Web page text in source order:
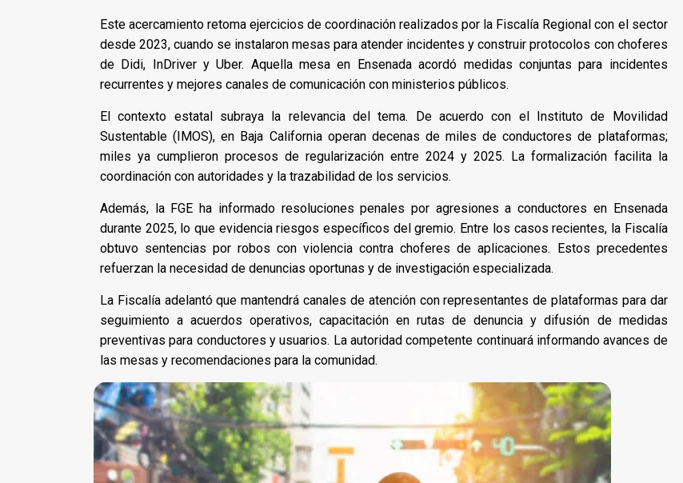
Este acercamiento retoma ejercicios de coordinación realizados por la Fiscalía Regional con el sector
desde 2023, cuando se instalaron mesas para atender incidentes y construir protocolos con choferes
de Didi, InDriver y Uber. Aquella mesa en Ensenada acordó medidas conjuntas para incidentes
recurrentes y mejores canales de comunicación con ministerios públicos.
El contexto estatal subraya la relevancia del tema. De acuerdo con el Instituto de Movilidad
Sustentable (IMOS), en Baja California operan decenas de miles de conductores de plataformas;
miles ya cumplieron procesos de regularización entre 2024 y 2025. La formalización facilita la
coordinación con autoridades y la trazabilidad de los servicios.
Además, la FGE ha informado resoluciones penales por agresiones a conductores en Ensenada
durante 2025, lo que evidencia riesgos específicos del gremio. Entre los casos recientes, la Fiscalía
obtuvo sentencias por robos con violencia contra choferes de aplicaciones. Estos precedentes
refuerzan la necesidad de denuncias oportunas y de investigación especializada.
La Fiscalía adelantó que mantendrá canales de atención con representantes de plataformas para dar
seguimiento a acuerdos operativos, capacitación en rutas de denuncia y difusión de medidas
preventivas para conductores y usuarios. La autoridad competente continuará informando avances de
las mesas y recomendaciones para la comunidad.